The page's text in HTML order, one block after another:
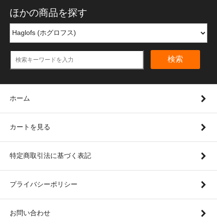
ほかの商品を探す
検索
ホーム
カートを見る
特定商取引法に基づく表記
プライバシーポリシー
お問い合わせ